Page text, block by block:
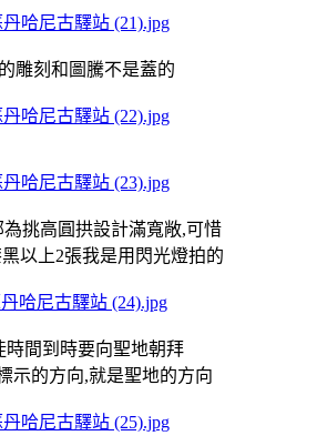
雕刻和圖騰不是蓋的
挑高圓拱設計滿寬敞,可惜
以上2張我是用閃光燈拍的
時間到時要向聖地朝拜
示的方向,就是聖地的方向